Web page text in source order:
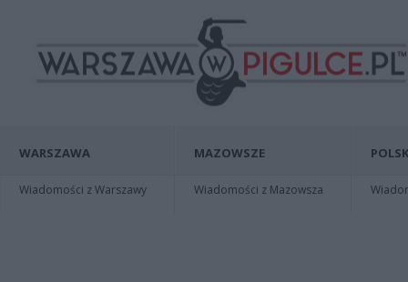
WARSZAWA
Wiadomości z Warszawy
MAZOWSZE
Wiadomości z Mazowsza